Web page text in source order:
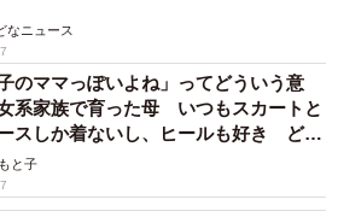
なニュース
子のママっぽいよね」ってどういう意
系家族で育った母 いつもスカートと
スしか着ないし、ヒールも好き どの
と子